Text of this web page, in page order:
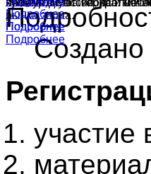
культур в России, краткий
рынка зерна.
Подробнее
ячменя, муки и
Подробнее
производства зерна и
Подробнее
Подробнее
участие